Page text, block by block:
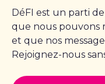
DéFI est un parti de
que nous pouvons
et que nos
Rejoignez-nous